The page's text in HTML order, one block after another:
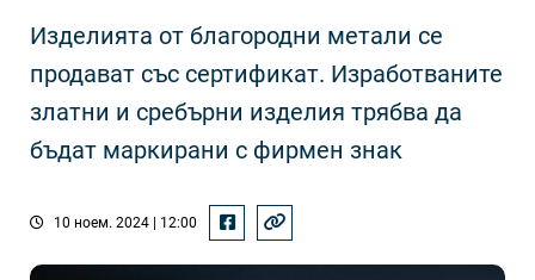
Изделията от благородни метали се
продават със сертификат. Изработваните
златни и сребърни изделия трябва да
бъдат маркирани с фирмен знак
10 ноем. 2024 | 12:00